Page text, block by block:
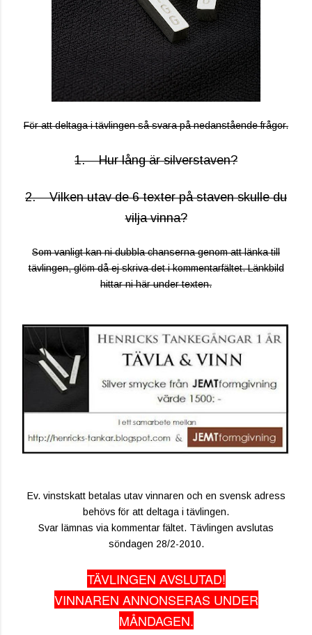
För att deltaga i tävlingen så svara på nedanstående frågor.
1. Hur lång är silverstaven?
2. Vilken utav de 6 texter på staven skulle du
vilja vinna?
Som vanligt kan ni dubbla chanserna genom att länka till
tävlingen, glöm då ej skriva det i kommentarfältet. Länkbild
hittar ni här under texten.
Ev. vinstskatt betalas utav vinnaren och en svensk adress
behövs för att deltaga i tävlingen.
Svar lämnas via kommentar fältet. Tävlingen avslutas
söndagen 28/2-2010.
TÄVLINGEN AVSLUTAD!
VINNAREN ANNONSERAS UNDER
MÅNDAGEN.